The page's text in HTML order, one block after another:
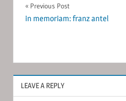
Post
Previous Post
in memoriam: franz antel
LEAVE A REPLY